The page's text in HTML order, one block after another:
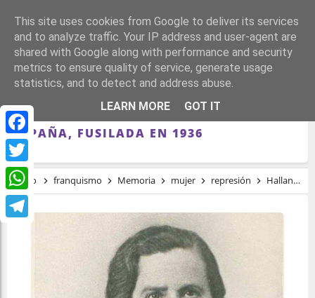
Facebook
Twitter
WhatsApp
HALLAN EN UNA FOSA LOS RESTOS DE LA
PRIMERA ALCALDESA REPUBLICANA DE
ESPAÑA, FUSILADA EN 1936
Inicio franquismo Memoria mujer represión Hallan en una fosa los restos de la primera alcaldesa republicana de España, fusilada en 1936
This site uses cookies from Google to deliver its services
and to analyze traffic. Your IP address and user-agent are
shared with Google along with performance and security
metrics to ensure quality of service, generate usage
statistics, and to detect and address abuse.
LEARN MORE
GOT IT